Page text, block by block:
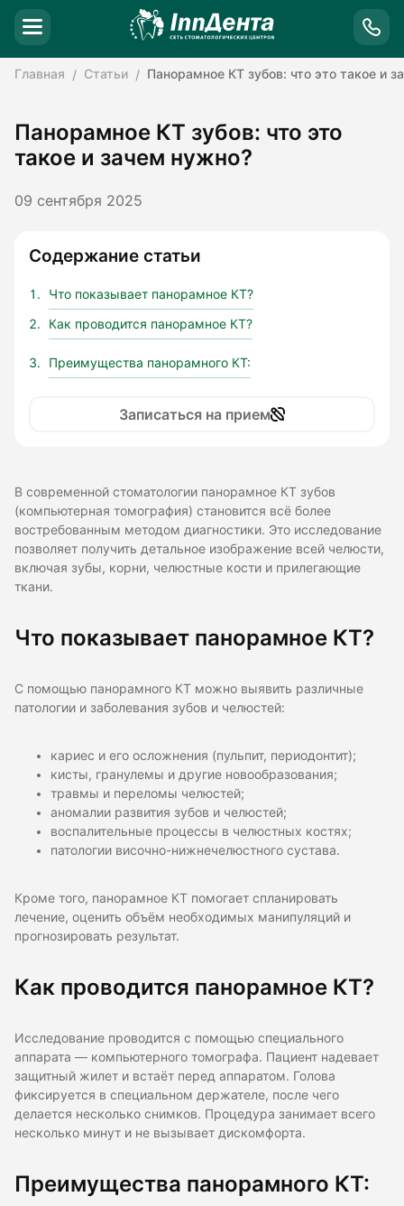
Главная Статьи Панорамное КТ зубов: что это такое и
Панорамное КТ зубов: что это
такое и зачем нужно?
09 сентября 2025
Содержание статьи
Что показывает панорамное КТ?
Как проводится панорамное КТ?
Преимущества панорамного КТ:
Записаться на прием
В современной стоматологии панорамное КТ зубов
(компьютерная томография) становится всё более
востребованным методом диагностики. Это исследование
позволяет получить детальное изображение всей челюсти,
включая зубы, корни, челюстные кости и прилегающие
ткани.
Что показывает панорамное КТ?
С помощью панорамного КТ можно выявить различные
патологии и заболевания зубов и челюстей:
кариес и его осложнения (пульпит, периодонтит);
кисты, гранулемы и другие новообразования;
травмы и переломы челюстей;
аномалии развития зубов и челюстей;
воспалительные процессы в челюстных костях;
патологии височно-нижнечелюстного сустава.
Кроме того, панорамное КТ помогает спланировать
лечение, оценить объём необходимых манипуляций и
прогнозировать результат.
Как проводится панорамное КТ?
Исследование проводится с помощью специального
аппарата — компьютерного томографа. Пациент надевает
защитный жилет и встаёт перед аппаратом. Голова
фиксируется в специальном держателе, после чего
делается несколько снимков. Процедура занимает всего
несколько минут и не вызывает дискомфорта.
Преимущества панорамного КТ: